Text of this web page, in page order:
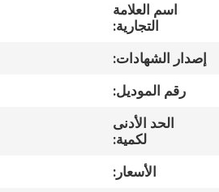
أشرطة
فيديو
عرض
الافتراضي
اسم العلامة
التجارية:
إصدار الشهادات:
رقم الموديل:
الحد الأدنى
لكمية:
الأسعار: